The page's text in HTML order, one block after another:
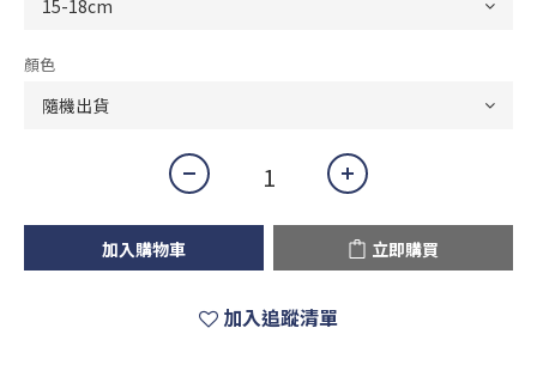
顏色
加入購物車 立即購買
加入追蹤清單